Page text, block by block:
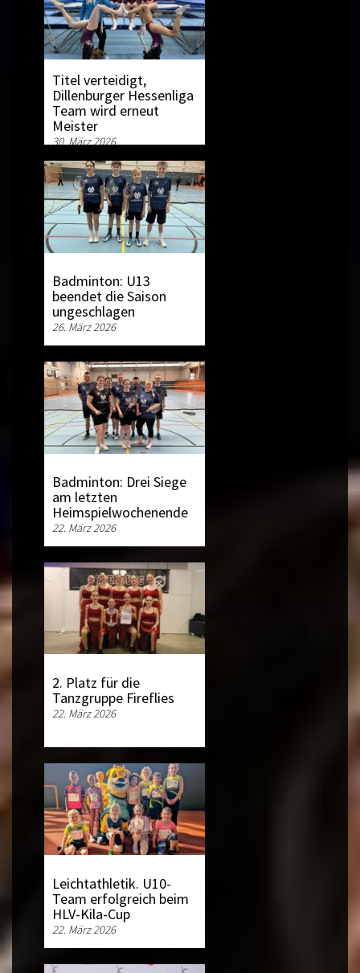
Titel verteidigt,
Dillenburger Hessenliga
Team wird erneut
Meister
30. März 2026
Badminton: U13
beendet die Saison
ungeschlagen
26. März 2026
Badminton: Drei Siege
am letzten
Heimspielwochenende
22. März 2026
2. Platz für die
Tanzgruppe Fireflies
22. März 2026
Leichtathletik. U10-
Team erfolgreich beim
HLV-Kila-Cup
22. März 2026